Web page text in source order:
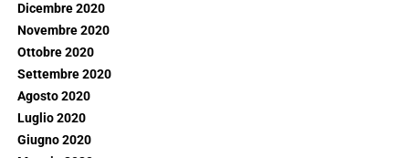
Dicembre 2020
Novembre 2020
Ottobre 2020
Settembre 2020
Agosto 2020
Luglio 2020
Giugno 2020